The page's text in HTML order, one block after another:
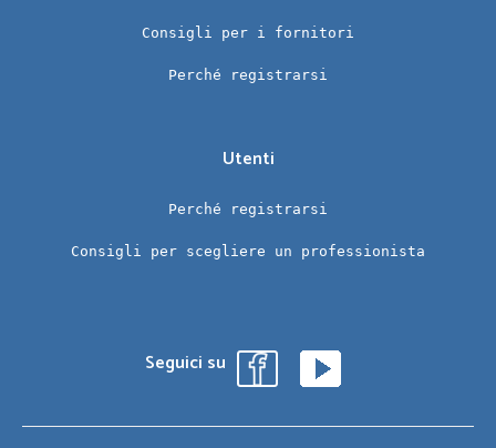
Consigli per i fornitori
Perché registrarsi
Utenti
Perché registrarsi
Consigli per scegliere un professionista
Seguici su